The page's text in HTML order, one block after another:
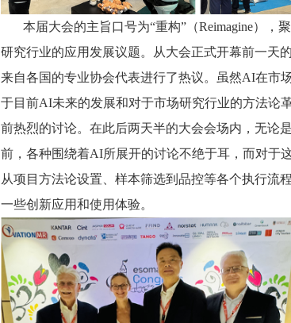
本届大会的主旨口号为“重构”（Reimagine）
研究行业的应用发展议题。从大会正式开幕前一天
来自各国的专业协会代表进行了热议。虽然AI在市
于目前AI未来的发展和对于市场研究行业的方法论
前热烈的讨论。在此后两天半的大会会场内，无论
前，各种围绕着AI所展开的讨论不绝于耳，而对于
从项目方法论设置、样本筛选到品控等各个执行流
一些创新应用和使用体验。